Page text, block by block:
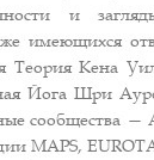
и
имеющихся
Теория Кена
Йога Шри
сообщества —
MAPS,